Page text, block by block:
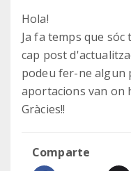
Hola!
Ja fa temps que
cap post
podeu fer-ne algun
aportacions van on
Gràcies!!
Comparte